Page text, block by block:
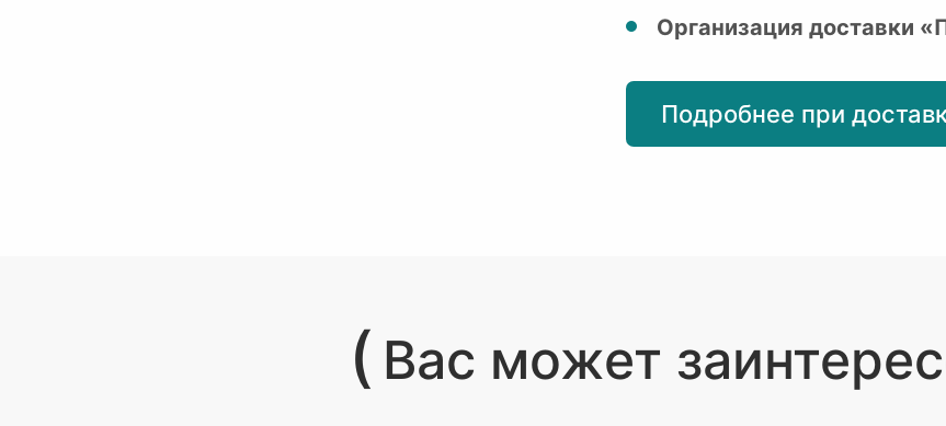
Организация доставки
Подробнее при
( Вас может